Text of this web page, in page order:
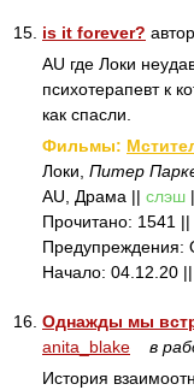
15. is it forever?
AU где Локи
психотерапевт к
как спасли.
Фильмы:
Локи, Питер
AU, Драма || слэш
Прочитано: 1541 ||
Начало: 04.12.20
16. Однажды мы
anita_blake
в
История